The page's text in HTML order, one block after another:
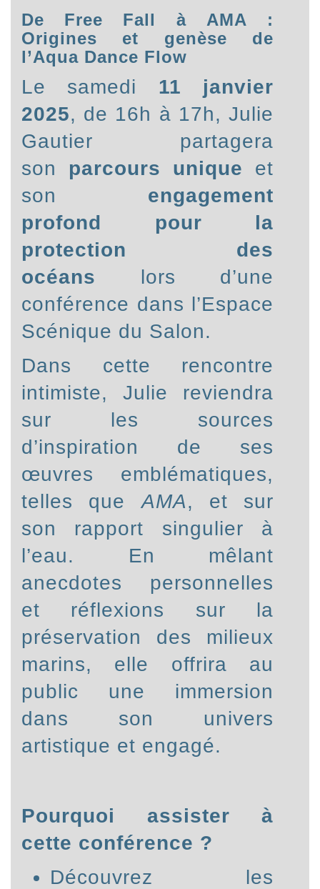
De Free Fall à AMA :
Origines et genèse de
l’Aqua Dance Flow
Le samedi 11 janvier
2025, de 16h à 17h, Julie
Gautier partagera
son parcours unique et
son engagement
profond pour la
protection des
océans lors d’une
conférence dans l’Espace
Scénique du Salon.
Dans cette rencontre
intimiste, Julie reviendra
sur les sources
d’inspiration de ses
œuvres emblématiques,
telles queAMA, et sur
son rapport singulier à
l’eau. En mêlant
anecdotes personnelles
et réflexions sur la
préservation des milieux
marins, elle offrira au
public une immersion
dans son univers
artistique et engagé.
Pourquoi assister à
cette conférence ?
Découvrez les